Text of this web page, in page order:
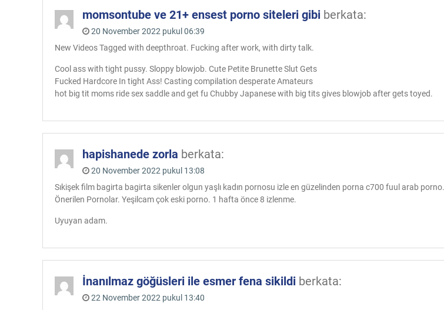
momsontube ve 21+ ensest porno siteleri gibi berkata:
20 November 2022 pukul 06:39
New Videos Tagged with deepthroat. Fucking after work, with dirty talk.
Cool ass with tight pussy. Sloppy blowjob. Cute Petite Brunette Slut Gets
Fucked Hardcore In tight Ass! Casting compilation desperate Amateurs
hot big tit moms ride sex saddle and get fu Chubby Japanese with big tits gives blowjob after gets toyed.
hapishanede zorla berkata:
20 November 2022 pukul 13:08
Sıkişek film bagirta bagirta sikenler olgun yaşlı kadın pornosu izle en güzelinden porna c700 fuul arab porno.
Önerilen Pornolar. Yeşilcam çok eski porno. 1 hafta önce 8 izlenme.
Uyuyan adam.
İnanılmaz göğüsleri ile esmer fena sikildi berkata:
22 November 2022 pukul 13:40